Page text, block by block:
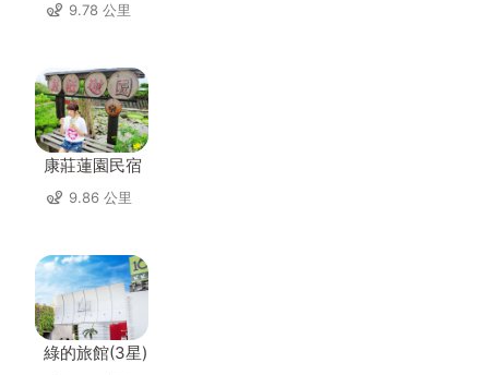
9.78 公里
康莊蓮園民宿
9.86 公里
綠的旅館(3星)